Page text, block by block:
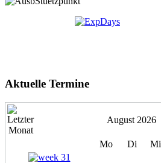
Aktuelle Termine
August 2026
Mo Di Mi